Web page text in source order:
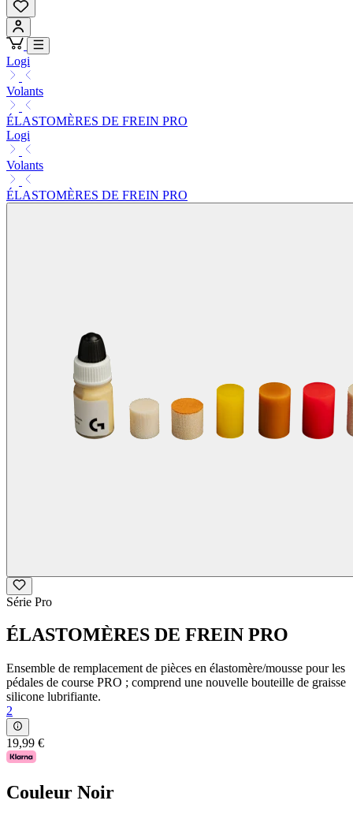
Logi
Volants
ÉLASTOMÈRES DE FREIN PRO
Logi
Volants
ÉLASTOMÈRES DE FREIN PRO
Série Pro
ÉLASTOMÈRES DE FREIN PRO
Ensemble de remplacement de pièces en élastomère/mousse pour les
pédales de course PRO ; comprend une nouvelle bouteille de graisse
silicone lubrifiante.
2
19,99 €
Couleur Noir